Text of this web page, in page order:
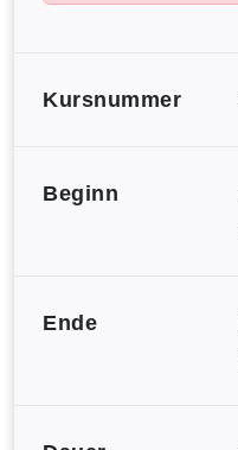
Kursnummer
Beginn
Ende